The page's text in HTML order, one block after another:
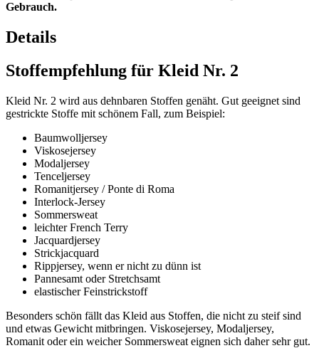
Gebrauch.
Details
Stoffempfehlung für Kleid Nr. 2
Kleid Nr. 2 wird aus dehnbaren Stoffen genäht. Gut geeignet sind
gestrickte Stoffe mit schönem Fall, zum Beispiel:
Baumwolljersey
Viskosejersey
Modaljersey
Tenceljersey
Romanitjersey / Ponte di Roma
Interlock-Jersey
Sommersweat
leichter French Terry
Jacquardjersey
Strickjacquard
Rippjersey, wenn er nicht zu dünn ist
Pannesamt oder Stretchsamt
elastischer Feinstrickstoff
Besonders schön fällt das Kleid aus Stoffen, die nicht zu steif sind
und etwas Gewicht mitbringen. Viskosejersey, Modaljersey,
Romanit oder ein weicher Sommersweat eignen sich daher sehr gut.